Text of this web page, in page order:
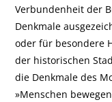
Verbundenheit der
Denkmale
oder für besondere
der historischen
die Denkmale des
»Menschen